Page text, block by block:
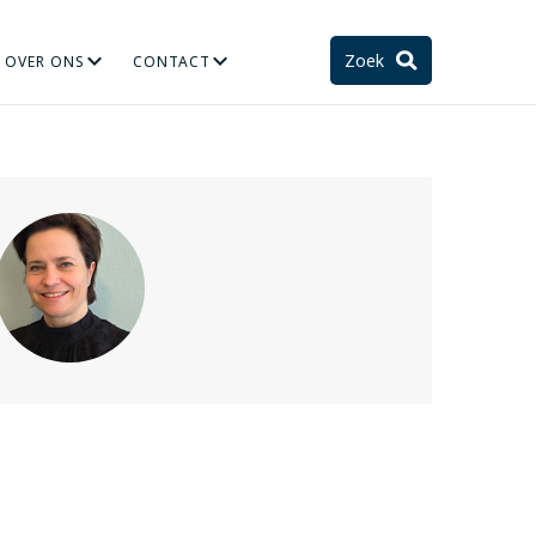
STELSEL EN TOEKOMST
OVER ONS CONTACT Zoek